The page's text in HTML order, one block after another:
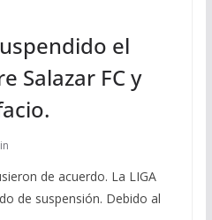
el
Salazar FC y
de acuerdo. La LIGA
de suspensión. Debido al